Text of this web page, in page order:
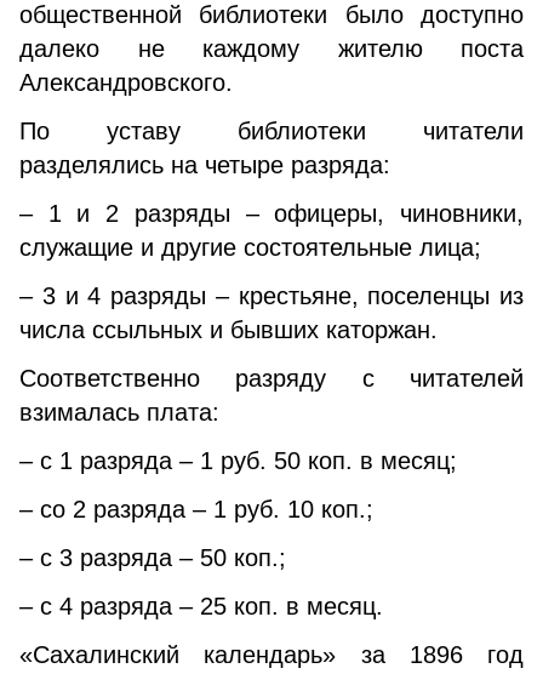
общественной библиотеки было доступно
далеко не каждому жителю поста
Александровского.
По уставу библиотеки читатели
разделялись на четыре разряда:
– 1 и 2 разряды – офицеры, чиновники,
служащие и другие состоятельные лица;
– 3 и 4 разряды – крестьяне, поселенцы из
числа ссыльных и бывших каторжан.
Соответственно разряду с читателей
взималась плата:
– с 1 разряда – 1 руб. 50 коп. в месяц;
– со 2 разряда – 1 руб. 10 коп.;
– с 3 разряда – 50 коп.;
– с 4 разряда – 25 коп. в месяц.
«Сахалинский календарь» за 1896 год